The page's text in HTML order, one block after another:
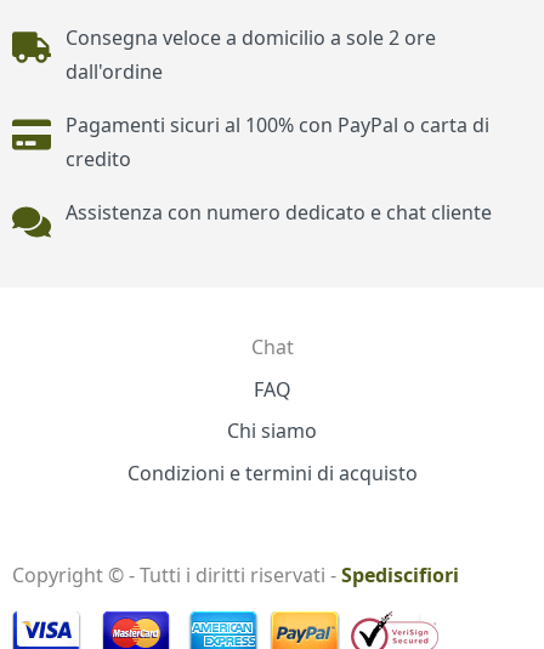
Piè di pagina
Consegna veloce a domicilio a sole 2 ore
dall'ordine
Pagamenti sicuri al 100% con PayPal o carta di
credito
Assistenza con numero dedicato e chat cliente
Chat
FAQ
Chi siamo
Condizioni e termini di acquisto
Copyright © - Tutti i diritti riservati -Spediscifiori